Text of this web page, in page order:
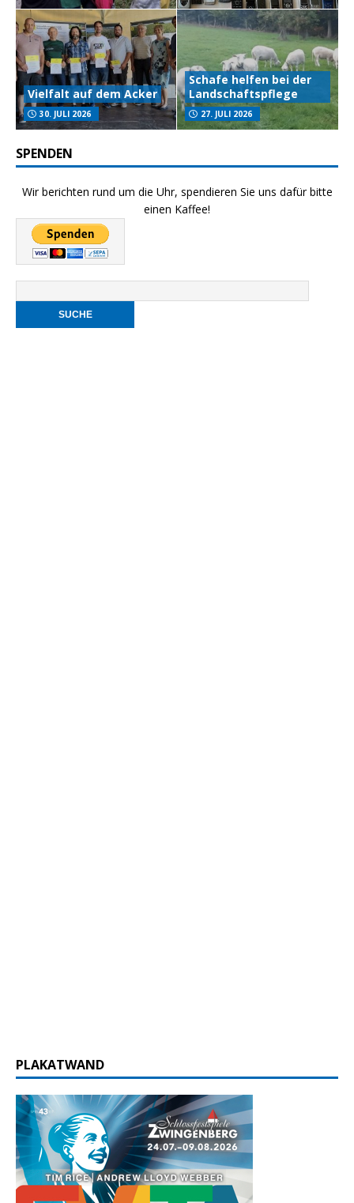
Vielfalt auf dem Acker
30. JULI 2026
Schafe helfen bei der
Landschaftspflege
27. JULI 2026
SPENDEN
Wir berichten rund um die Uhr, spendieren Sie uns dafür bitte
einen Kaffee!
PLAKATWAND